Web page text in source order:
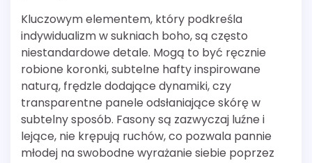
Kluczowym elementem, który podkreśla
indywidualizm w sukniach boho, są często
niestandardowe detale. Mogą to być ręcznie
robione koronki, subtelne hafty inspirowane
naturą, frędzle dodające dynamiki, czy
transparentne panele odsłaniające skórę w
subtelny sposób. Fasony są zazwyczaj luźne i
lejące, nie krępują ruchów, co pozwala pannie
młodej na swobodne wyrażanie siebie poprzez